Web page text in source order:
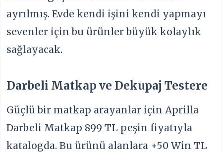
ayrılmış. Evde kendi işini kendi yapmayı
sevenler için bu ürünler büyük kolaylık
sağlayacak.
Darbeli Matkap ve Dekupaj Testere
Güçlü bir matkap arayanlar için Aprilla
Darbeli Matkap 899 TL peşin fiyatıyla
katalogda. Bu ürünü alanlara +50 Win TL